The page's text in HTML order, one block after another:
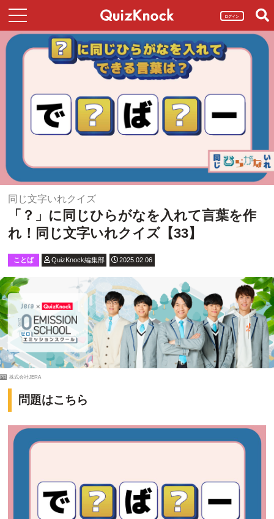
ログイン
同じ文字いれクイズ
「？」に同じひらがなを入れて言葉を作
れ！同じ文字いれクイズ【33】
ことば QuizKnock編集部 2025.02.06
PR 株式会社JERA
問題はこちら